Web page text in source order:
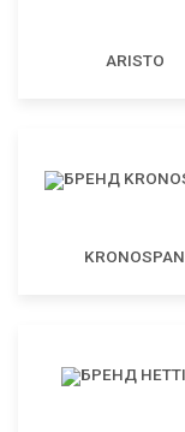
ARISTO
KRONOSPAN